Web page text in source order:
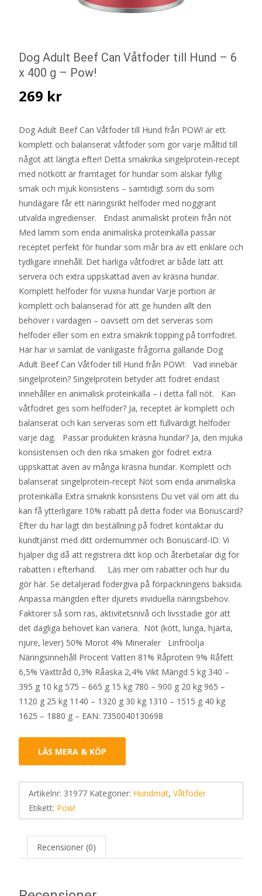
Dog Adult Beef Can Våtfoder till Hund – 6
x 400 g – Pow!
269 kr
Dog Adult Beef Can Våtfoder till Hund från POW! är ett
komplett och balanserat våtfoder som gör varje måltid till
något att längta efter! Detta smakrika singelprotein-recept
med nötkött är framtaget för hundar som älskar fyllig
smak och mjuk konsistens – samtidigt som du som
hundägare får ett näringsrikt helfoder med noggrant
utvalda ingredienser. Endast animaliskt protein från nöt
Med lamm som enda animaliska proteinkälla passar
receptet perfekt för hundar som mår bra av ett enklare och
tydligare innehåll. Det härliga våtfodret är både lätt att
servera och extra uppskattad även av kräsna hundar.
Komplett helfoder för vuxna hundar Varje portion är
komplett och balanserad för att ge hunden allt den
behöver i vardagen – oavsett om det serveras som
helfoder eller som en extra smakrik topping på torrfodret.
Här har vi samlat de vanligaste frågorna gällande Dog
Adult Beef Can Våtfoder till Hund från POW!: Vad innebär
singelprotein? Singelprotein betyder att fodret endast
innehåller en animalisk proteinkälla – i detta fall nöt. Kan
våtfodret ges som helfoder? Ja, receptet är komplett och
balanserat och kan serveras som ett fullvärdigt helfoder
varje dag. Passar produkten kräsna hundar? Ja, den mjuka
konsistensen och den rika smaken gör fodret extra
uppskattat även av många kräsna hundar. Komplett och
balanserat singelprotein-recept Nöt som enda animaliska
proteinkälla Extra smakrik konsistens Du vet väl om att du
kan få ytterligare 10% rabatt på detta foder via Bonuscard?
Efter du har lagt din beställning på fodret kontaktar du
kundtjänst med ditt ordernummer och Bonuscard-ID. Vi
hjälper dig då att registrera ditt köp och återbetalar dig för
rabatten i efterhand. Läs mer om rabatter och hur du
gör här. Se detaljerad fodergiva på förpackningens baksida.
Anpassa mängden efter djurets inviduella näringsbehov.
Faktorer så som ras, aktivitetsnivå och livsstadie gör att
det dagliga behovet kan variera. Nöt (kött, lunga, hjärta,
njure, lever) 50% Morot 4% Mineraler Linfröolja
Näringsinnehåll Procent Vatten 81% Råprotein 9% Råfett
6,5% Växttråd 0,3% Råaska 2,4% Vikt Mängd 5 kg 340 –
395 g 10 kg 575 – 665 g 15 kg 780 – 900 g 20 kg 965 –
1120 g 25 kg 1140 – 1320 g 30 kg 1310 – 1515 g 40 kg
1625 – 1880 g – EAN: 7350040130698
LÄS MERA & KÖP
Artikelnr: 31977 Kategorier: Hundmat, Våtfoder
Etikett: Pow!
Recensioner (0)